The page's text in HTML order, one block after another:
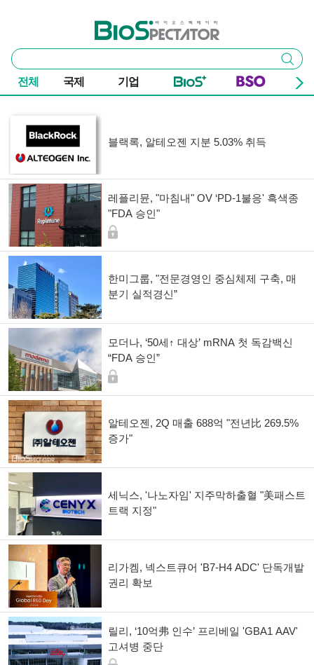
바이오스펙테이터
통
합
검
색
검색
전체 국제 기업
블랙록, 알테오젠 지분 5.03% 취득
레플리뮨, "마침내" OV ‘PD-1불응' 흑색종
"FDA 승인"
한미그룹, "전문경영인 중심체제 구축, 매
분기 실적경신”
모더나, ‘50세↑ 대상’ mRNA 첫 독감백신
“FDA 승인”
알테오젠, 2Q 매출 688억 "전년比 269.5%
증가"
세닉스, '나노자임' 지주막하출혈 "美패스트
트랙 지정"
리가켐, 넥스트큐어 'B7-H4 ADC' 단독개발
권리 확보
릴리, ‘10억弗 인수’ 프리베일 'GBA1 AAV'
고셔병 중단